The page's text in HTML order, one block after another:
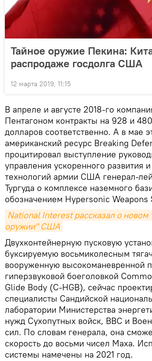
Тайное оружие Пекина:
распродаже госдолга США
12 марта 2019, 11:15
В апреле и августе 2018-го
Пентагоном контракты на 928 и
долларов соответственно. А в мае
американский ресурс Breaking
процитировал выступление
управления ускоренного развития
технологий армии США генерал-
Тургуда о комплексе наземного
обозначением Hypersonic Weapons
National Interest рассказал о новом
оружии" США
Двухконтейнерную пусковую
буксируемую восьмиколесным
вооруженную высокоманевренной
гиперзвуковой боеголовкой
Glide Body (C-HGB), сейчас
специалисты Сандийской
лаборатории Министерства
нужд Сухопутных войск, ВВС и
сил. По словам генерала, она
скорость до восьми чисел Маха.
системы намечены на 2021 год.